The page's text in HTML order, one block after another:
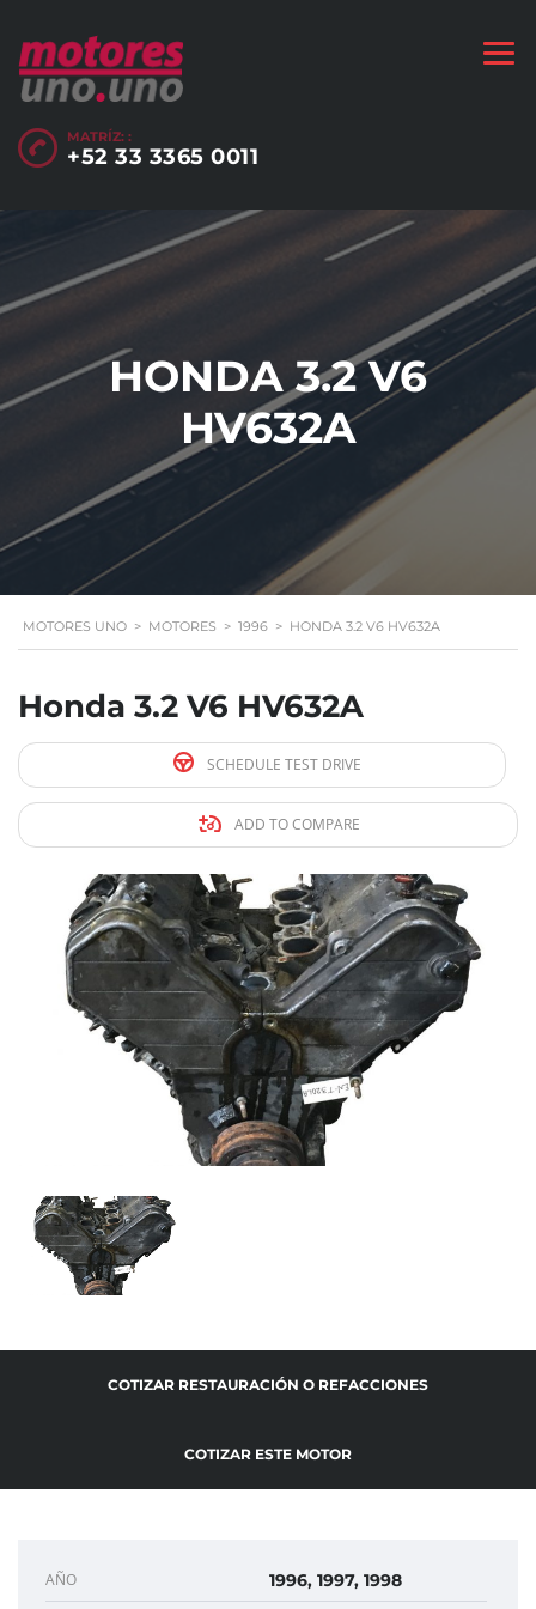
MATRÍZ: :
+52 33 3365 0011
HONDA 3.2 V6
HV632A
MOTORES UNO > MOTORES > 1996 > HONDA 3.2 V6 HV632A
Honda 3.2 V6 HV632A
SCHEDULE TEST DRIVE
ADD TO COMPARE
COTIZAR RESTAURACIÓN O REFACCIONES
COTIZAR ESTE MOTOR
AÑO 1996, 1997, 1998